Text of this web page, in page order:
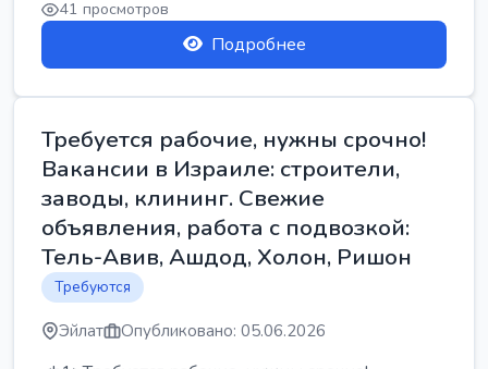
41 просмотров
Подробнее
Требуется рабочие, нужны срочно!
Вакансии в Израиле: строители,
заводы, клининг. Свежие
объявления, работа с подвозкой:
Тель-Авив, Ашдод, Холон, Ришон
Требуются
Эйлат Опубликовано: 05.06.2026